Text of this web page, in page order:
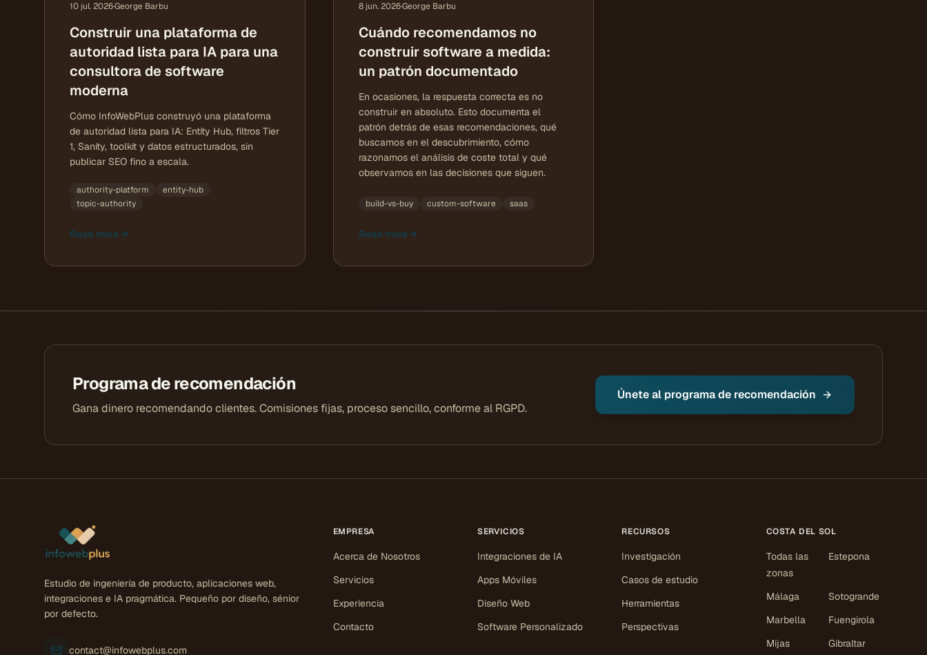
10 jul. 2026·George Barbu
Construir una plataforma de
autoridad lista para IA para una
consultora de software
moderna
Cómo InfoWebPlus construyó una plataforma
de autoridad lista para IA: Entity Hub, filtros Tier
1, Sanity, toolkit y datos estructurados, sin
publicar SEO fino a escala.
authority-platform
entity-hub
topic-authority
Read more
8 jun. 2026·George Barbu
Cuándo recomendamos no
construir software a medida:
un patrón documentado
En ocasiones, la respuesta correcta es no
construir en absoluto. Esto documenta el
patrón detrás de esas recomendaciones, qué
buscamos en el descubrimiento, cómo
razonamos el análisis de coste total y qué
observamos en las decisiones que siguen.
build-vs-buy custom-software saas
Read more
Programa de recomendación
Gana dinero recomendando clientes. Comisiones fijas, proceso sencillo, conforme al RGPD.
Únete al programa de recomendación
Estudio de ingeniería de producto, aplicaciones web,
integraciones e IA pragmática. Pequeño por diseño, sénior
por defecto.
contact@infowebplus.com
EMPRESA
Acerca de Nosotros
Servicios
Experiencia
Contacto
SERVICIOS
Integraciones de IA
Apps Móviles
Diseño Web
Software Personalizado
RECURSOS
Investigación
Casos de estudio
Herramientas
Perspectivas
COSTA DEL SOL
Todas las
zonas
Málaga
Marbella
Mijas
Estepona
Sotogrande
Fuengirola
Gibraltar